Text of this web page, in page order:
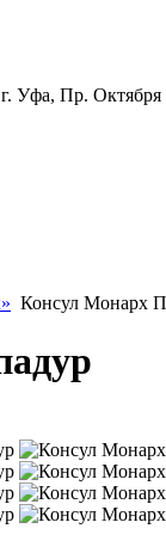
Уфа, Пр. Октября
Консул Монарх